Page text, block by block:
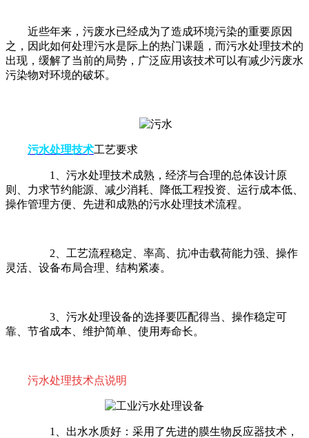
近些年来，污废水已经成为了造成环境污染的重要原因
之，因此如何处理污水是际上的热门课题，而污水处理技术的
出现，缓解了当前的局势，广泛应用该技术可以有减少污废水
污染物对环境的破坏。
污水处理技术工艺要求
1
、污水处理技术成熟，经济与合理的总体设计原
则、力求节约能源、减少消耗、降低工程投资、运行成本低、
操作管理方便、先进和成熟的污水处理技术流程。
2 、工艺流程稳定、率高、抗冲击载荷能力强、操作
灵活、设备布局合理、结构紧凑。
3 、污水处理设备的选择要匹配得当、操作稳定可
靠、节省成本、维护简单、使用寿命长。
污水处理技术点说明
1
、出水水质好：采用了先进的膜生物反应器技术，